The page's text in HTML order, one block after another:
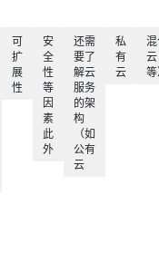
可
扩
展
性
安
全
性
等
因
素
此
外
还需
要了
解云
服务
的架
构
（如
公有
云
私
有
云
云
等